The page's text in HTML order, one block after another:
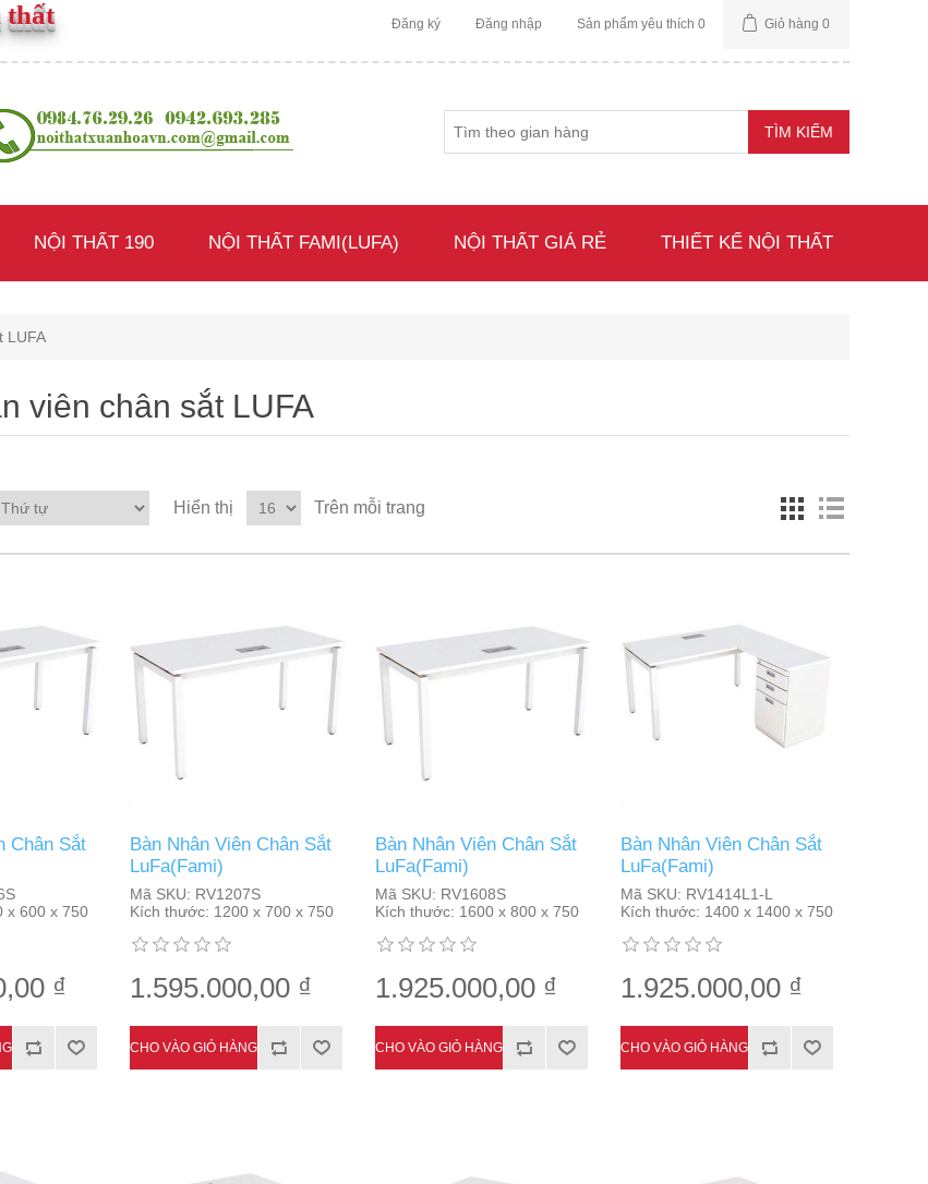
thất
Đăng ký Đăng nhập Sản phẩm yêu thích 0 Giỏ hàng 0
NỘI THẤT 190 NỘI THẤT FAMI(LUFA) NỘI THẤT GIÁ RẺ THIẾT KẾ NỘI THẤT
LUFA
viên chân sắt LUFA
Hiển thị Trên mỗi trang
Chân Sắt
x 600 x 750
₫
Bàn Nhân Viên Chân Sắt
LuFa(Fami)
Mã SKU: RV1207S
Kích thước: 1200 x 700 x 750
1.595.000,00 ₫
Bàn Nhân Viên Chân Sắt
LuFa(Fami)
Mã SKU: RV1608S
Kích thước: 1600 x 800 x 750
1.925.000,00 ₫
Bàn Nhân Viên Chân Sắt
LuFa(Fami)
Mã SKU: RV1414L1-L
Kích thước: 1400 x 1400 x 750
1.925.000,00 ₫